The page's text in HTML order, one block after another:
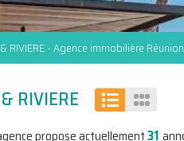
RIVIERE - Agence immobilière Réunion
RIVIERE
propose actuellement31